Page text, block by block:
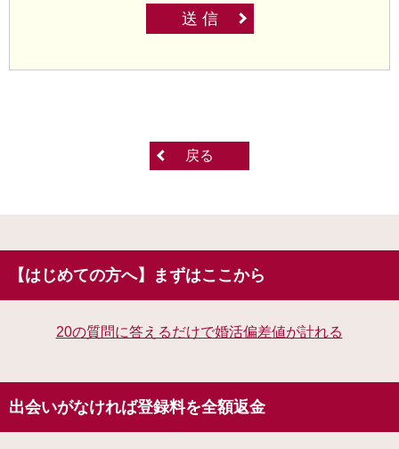
送 信
戻る
【はじめての方へ】まずはここから
20の質問に答えるだけで婚活偏差値が計れる
出会いがなければ登録料を全額返金